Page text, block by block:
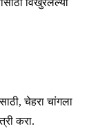
चेहरा चांगला
करा.